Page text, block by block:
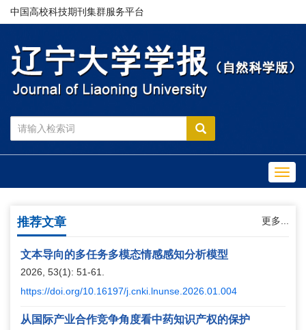
中国高校科技期刊集群服务平台
推荐文章 更多...
文本导向的多任务多模态情感感知分析模型
2026, 53(1): 51-61.
https://doi.org/10.16197/j.cnki.lnunse.2026.01.004
从国际产业合作竞争角度看中药知识产权的保护